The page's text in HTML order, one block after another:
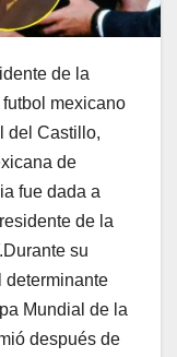
de la
mexicano
del Castillo,
de
fue dada a
de la
su
determinante
Mundial de la
después de